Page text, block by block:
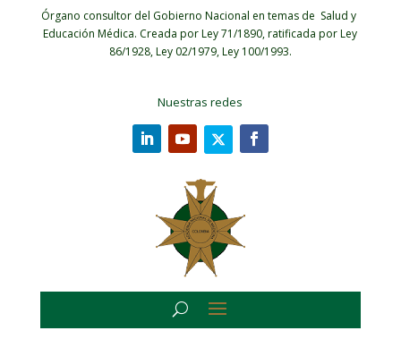
Órgano consultor del Gobierno Nacional en temas de Salud y
Educación Médica. Creada por Ley 71/1890, ratificada por Ley
86/1928, Ley 02/1979, Ley 100/1993.
Nuestras redes